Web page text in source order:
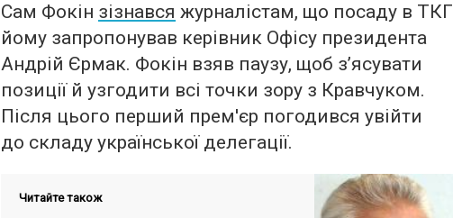
Сам Фокін зізнався журналістам, що посаду в ТКГ
йому запропонував керівник Офісу президента
Андрій Єрмак. Фокін взяв паузу, щоб з’ясувати
позиції й узгодити всі точки зору з Кравчуком.
Після цього перший прем'єр погодився увійти
до складу української делегації.
Читайте також